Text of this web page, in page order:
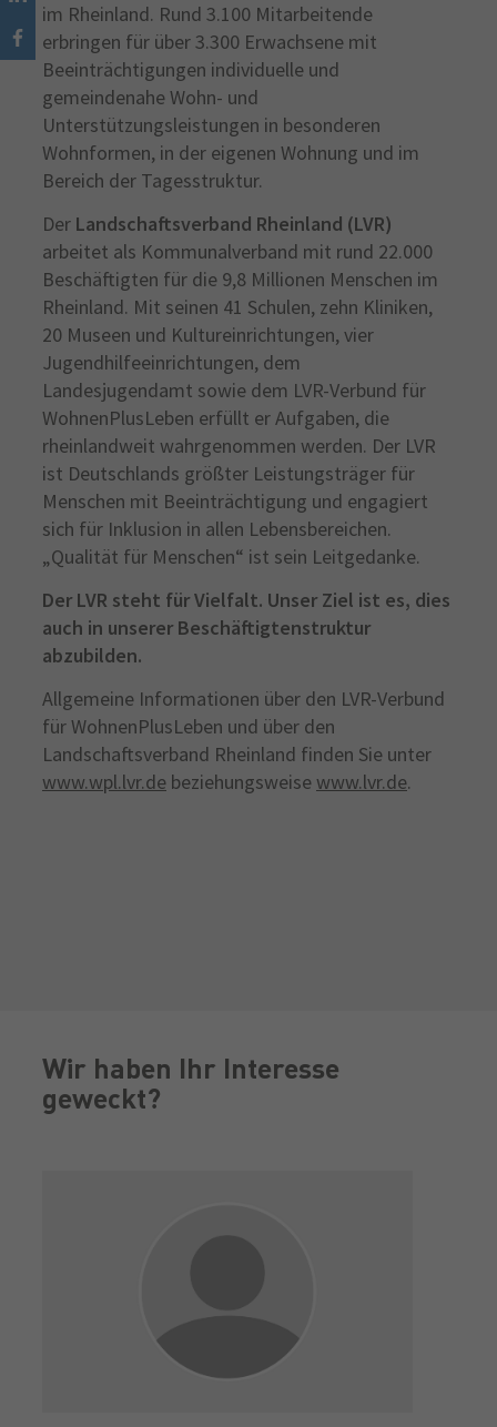
im Rheinland. Rund 3.100 Mitarbeitende
erbringen für über 3.300 Erwachsene mit
Beeinträchtigungen individuelle und
gemeindenahe Wohn- und
Unterstützungsleistungen in besonderen
Wohnformen, in der eigenen Wohnung und im
Bereich der Tagesstruktur.
Der Landschaftsverband Rheinland (LVR)
arbeitet als Kommunalverband mit rund 22.000
Beschäftigten für die 9,8 Millionen Menschen im
Rheinland. Mit seinen 41 Schulen, zehn Kliniken,
20 Museen und Kultureinrichtungen, vier
Jugendhilfeeinrichtungen, dem
Landesjugendamt sowie dem LVR-Verbund für
WohnenPlusLeben erfüllt er Aufgaben, die
rheinlandweit wahrgenommen werden. Der LVR
ist Deutschlands größter Leistungsträger für
Menschen mit Beeinträchtigung und engagiert
sich für Inklusion in allen Lebensbereichen.
„Qualität für Menschen“ ist sein Leitgedanke.
Der LVR steht für Vielfalt. Unser Ziel ist es, dies
auch in unserer Beschäftigtenstruktur
abzubilden.
Allgemeine Informationen über den LVR-Verbund
für WohnenPlusLeben und über den
Landschaftsverband Rheinland finden Sie unter
www.wpl.lvr.de beziehungsweise www.lvr.de.
Wir haben Ihr Interesse
geweckt?